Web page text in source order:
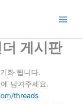
게시판
화 됩니다.
남겨주세요.
threads